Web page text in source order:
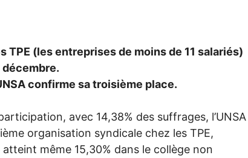
TPE (les entreprises de moins de 11 salariés)
confirme sa troisième place.
avec 14,38% des suffrages, l’UNSA
organisation syndicale chez les TPE,
atteint même 15,30% dans le collège non